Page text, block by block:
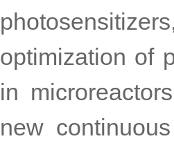
optimization of
in
new